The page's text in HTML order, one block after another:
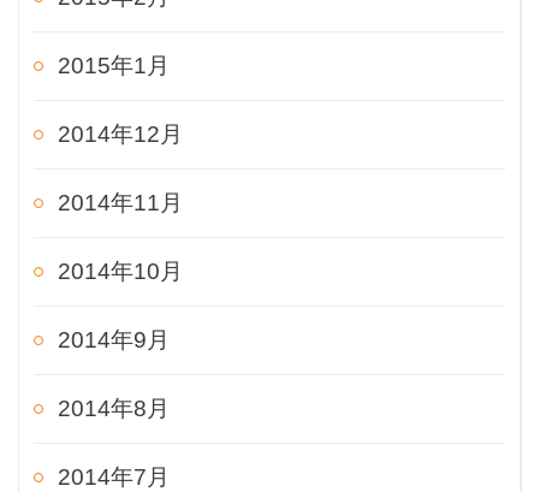
2015年1月
2014年12月
2014年11月
2014年10月
2014年9月
2014年8月
2014年7月